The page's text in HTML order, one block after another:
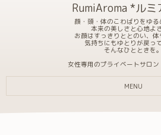
RumiAroma *ルミ
顔・頭・体のこわばりをゆる
本来の美しさと心地よさ
お顔はすっきりととのい、体
気持ちにもゆとりが戻って
そんなひとときを。
女性専用のプライベートサロン
MENU